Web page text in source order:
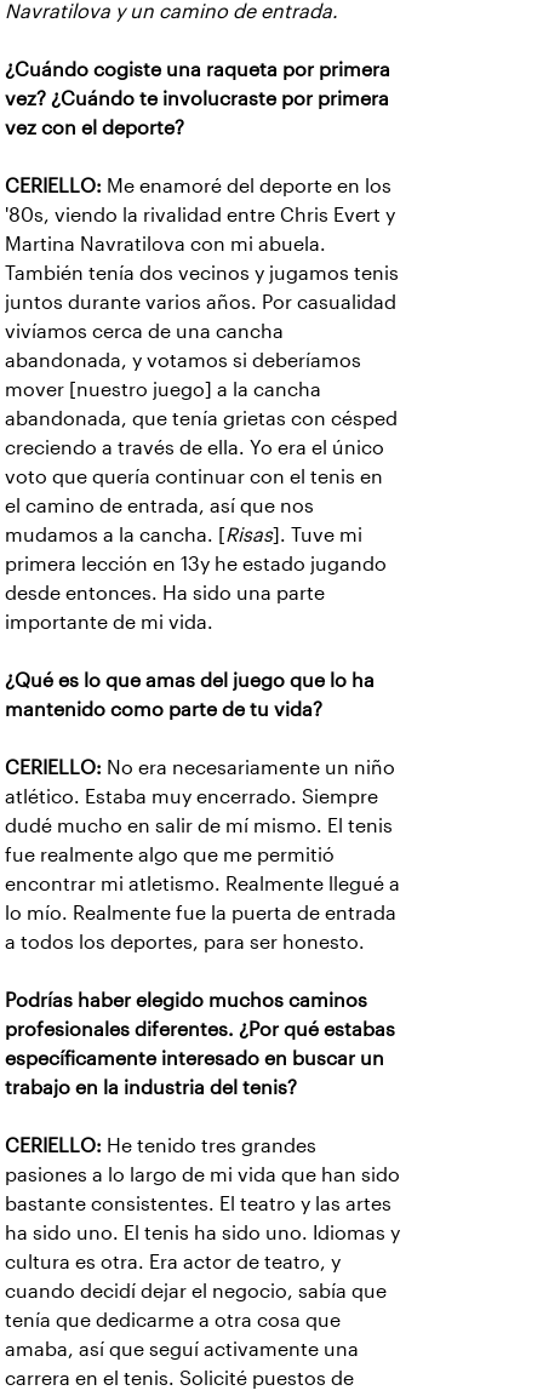
Navratilova y un camino de entrada.
¿Cuándo cogiste una raqueta por primera
vez? ¿Cuándo te involucraste por primera
vez con el deporte?
CERIELLO: Me enamoré del deporte en los
'80s, viendo la rivalidad entre Chris Evert y
Martina Navratilova con mi abuela.
También tenía dos vecinos y jugamos tenis
juntos durante varios años. Por casualidad
vivíamos cerca de una cancha
abandonada, y votamos si deberíamos
mover [nuestro juego] a la cancha
abandonada, que tenía grietas con césped
creciendo a través de ella. Yo era el único
voto que quería continuar con el tenis en
el camino de entrada, así que nos
mudamos a la cancha. [Risas]. Tuve mi
primera lección en 13y he estado jugando
desde entonces. Ha sido una parte
importante de mi vida.
¿Qué es lo que amas del juego que lo ha
mantenido como parte de tu vida?
CERIELLO: No era necesariamente un niño
atlético. Estaba muy encerrado. Siempre
dudé mucho en salir de mí mismo. El tenis
fue realmente algo que me permitió
encontrar mi atletismo. Realmente llegué a
lo mío. Realmente fue la puerta de entrada
a todos los deportes, para ser honesto.
Podrías haber elegido muchos caminos
profesionales diferentes. ¿Por qué estabas
específicamente interesado en buscar un
trabajo en la industria del tenis?
CERIELLO: He tenido tres grandes
pasiones a lo largo de mi vida que han sido
bastante consistentes. El teatro y las artes
ha sido uno. El tenis ha sido uno. Idiomas y
cultura es otra. Era actor de teatro, y
cuando decidí dejar el negocio, sabía que
tenía que dedicarme a otra cosa que
amaba, así que seguí activamente una
carrera en el tenis. Solicité puestos de